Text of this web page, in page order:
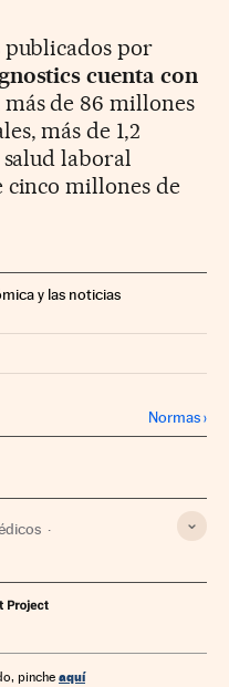
publicados por
cuenta con
de 86 millones
más de 1,2
laboral
cinco millones de
y las noticias
Normas›
pinche aquí